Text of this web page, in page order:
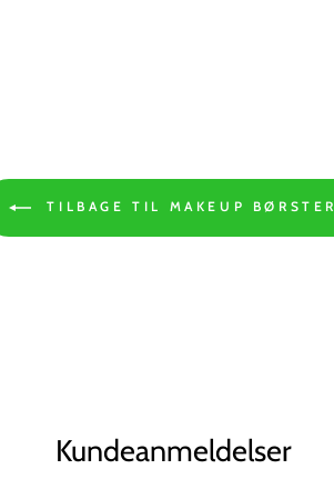
TILBAGE TIL MAKEUP BØRSTER
Kundeanmeldelser